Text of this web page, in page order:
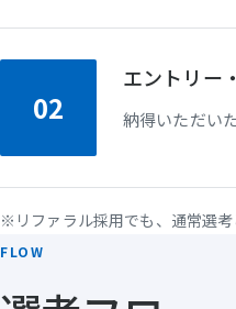
02
エントリー
納得いただい
※リファラル採用でも、通常選考
FLOW